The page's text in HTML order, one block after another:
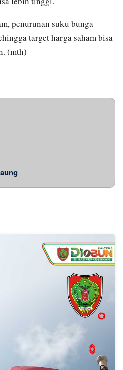
penurunan suku bunga
target harga saham bisa
(mth)